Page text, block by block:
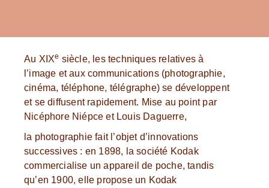
Au XIXe siècle, les techniques relatives à
l’image et aux communications (photographie,
cinéma, téléphone, télégraphe) se développent
et se diffusent rapidement. Mise au point par
Nicéphore Niépce et Louis Daguerre,
la photographie fait l’objet d’innovations
successives : en 1898, la société Kodak
commercialise un appareil de poche, tandis
qu’en 1900, elle propose un Kodak